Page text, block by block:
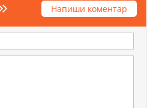
Напиши коментар